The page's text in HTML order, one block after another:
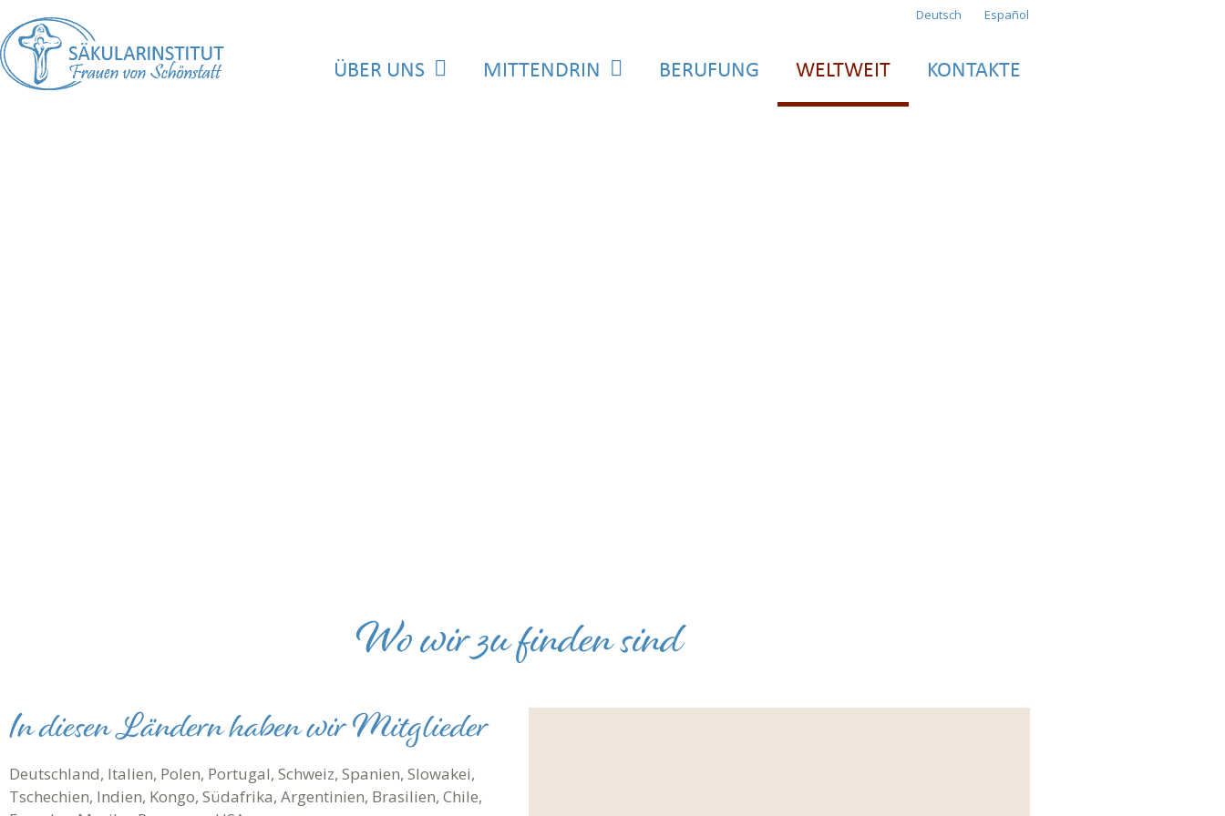
Deutsch Español
ÜBER UNS MITTENDRIN BERUFUNG WELTWEIT KONTAKTE
Wo wir zu finden sind
In diesen Ländern haben wir Mitglieder
Deutschland, Italien, Polen, Portugal, Schweiz, Spanien, Slowakei,
Tschechien, Indien, Kongo, Südafrika, Argentinien, Brasilien, Chile,